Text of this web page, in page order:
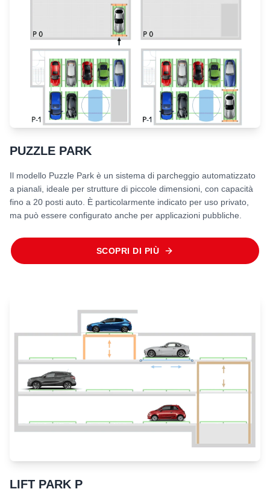
PUZZLE PARK
Il modello Puzzle Park è un sistema di parcheggio automatizzato
a pianali, ideale per strutture di piccole dimensioni, con capacità
fino a 20 posti auto. È particolarmente indicato per uso privato,
ma può essere configurato anche per applicazioni pubbliche.
SCOPRI DI PIÙ
LIFT PARK P